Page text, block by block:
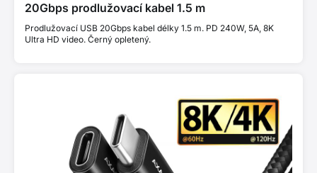
20Gbps prodlužovací kabel 1.5 m
Prodlužovací USB 20Gbps kabel délky 1.5 m. PD 240W, 5A, 8K
Ultra HD video. Černý opletený.